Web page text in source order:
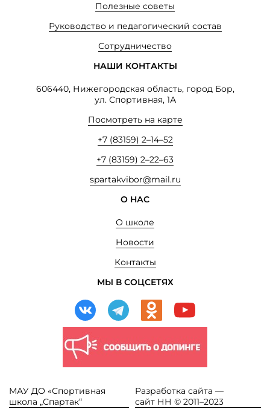
Полезные советы
Руководство и педагогический состав
Сотрудничество
НАШИ КОНТАКТЫ
606440, Нижегородская область, город Бор,
ул. Спортивная, 1А
Посмотреть на карте
+7 (83159) 2–14–52
+7 (83159) 2–22–63
spartakvibor@mail.ru
О НАС
О школе
Новости
Контакты
МЫ В СОЦСЕТЯХ
МАУ ДО «Спортивная
школа „Спартак“
Разработка сайта —
сайт НН © 2011–2023